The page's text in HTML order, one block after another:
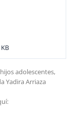
adolescentes,
Yadira Arriaza